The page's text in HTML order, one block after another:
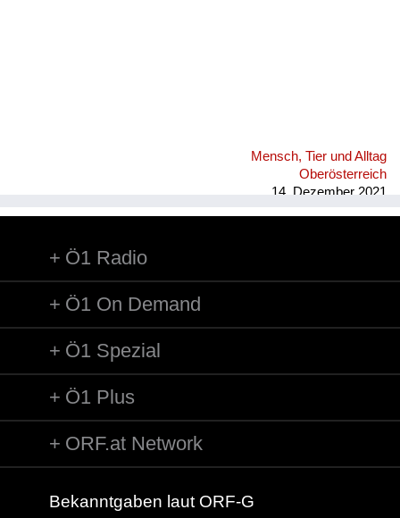
Mensch, Tier und Alltag
Oberösterreich
14. Dezember 2021
Ö1 Radio
Ö1 On Demand
Ö1 Spezial
Ö1 Plus
ORF.at Network
Bekanntgaben laut ORF-G